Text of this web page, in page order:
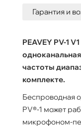
Гарантия и
PEAVEY PV-1
частоты
комплекте.
Беспроводная
PV®-1 может
микрофоном-